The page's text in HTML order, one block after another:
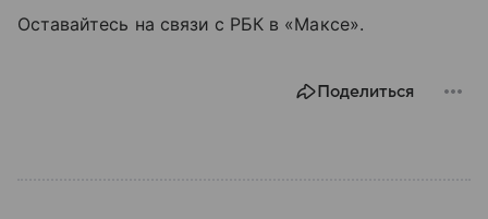
Оставайтесь на связи с РБК в «Максе».
Поделиться